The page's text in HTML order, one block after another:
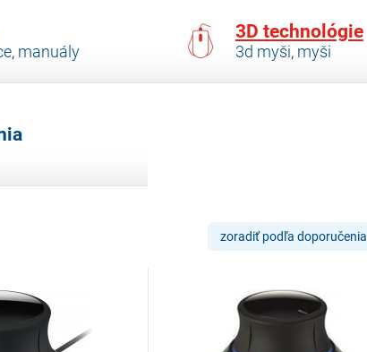
, manuály
3D technológie
3d myši, myši
zoradiť podľa doporučenia